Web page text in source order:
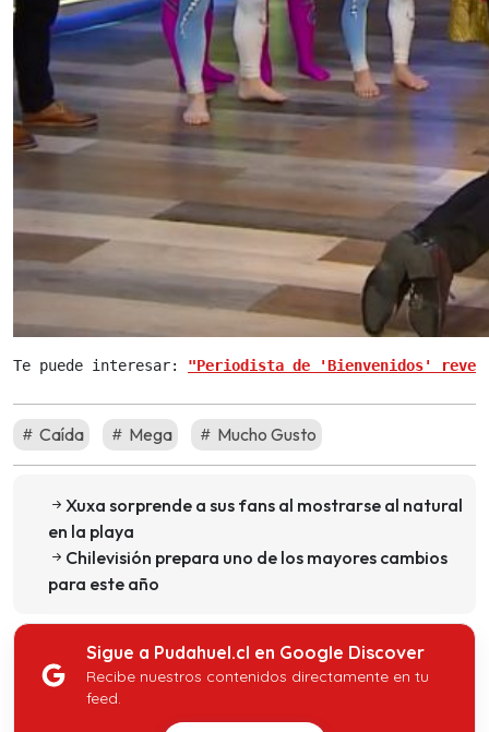
Te puede interesar: "Periodista de 'Bienvenidos'
Caída Mega Mucho Gusto
Xuxa sorprende a sus fans al mostrarse al natural
en la playa
Chilevisión prepara uno de los mayores cambios
para este año
Sigue a Pudahuel.cl en Google Discover
Recibe nuestros contenidos directamente en tu
feed.